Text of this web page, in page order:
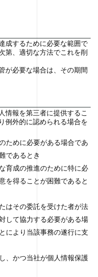
成するために必要な範囲で
第、適切な方法でこれを削
が必要な場合は、その期間
情報を第三者に提供するこ
例外的に認められる場合を
ために必要がある場合であ
であるとき
育成の推進のために特に必
を得ることが困難であると
はその委託を受けた者が法
して協力する必要がある場
により当該事務の遂行に支
、かつ当社が個人情報保護